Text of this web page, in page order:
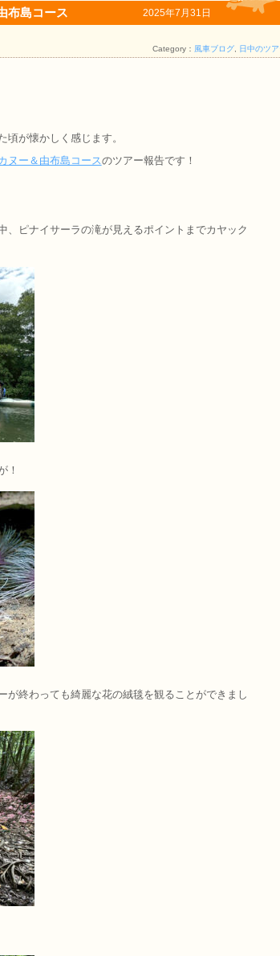
布島コース 2025年7月31日
Category： 風車ブログ 日中のツア
が懐かしく感じます。
ヌー＆由布島コースのツアー報告です！
、ピナイサーラの滝が見えるポイントまでカヤック
！
が終わっても綺麗な花の絨毯を観ることができまし